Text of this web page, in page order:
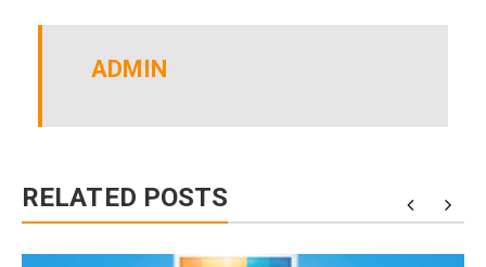
ADMIN
RELATED POSTS